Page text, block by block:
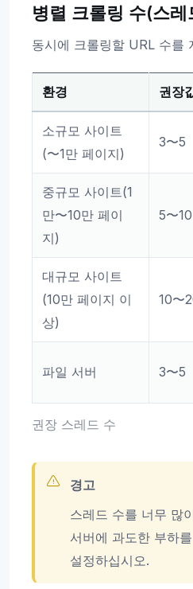
병렬 크롤링 수(스레
동시에 크롤링할 URL 수를
권장 스레드 수
환경 권장
소규모 사이트
(〜1만 페이지)
3〜5
중규모 사이트(1
만〜10만 페이
지)
5〜10
대규모 사이트
(10만 페이지 이
상)
10〜
파일 서버 3〜5
경고
스레드 수를 너무 많
서버에 과도한 부하
설정하십시오.